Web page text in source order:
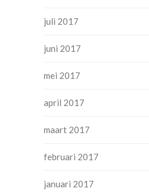
juli 2017
juni 2017
mei 2017
april 2017
maart 2017
februari 2017
januari 2017